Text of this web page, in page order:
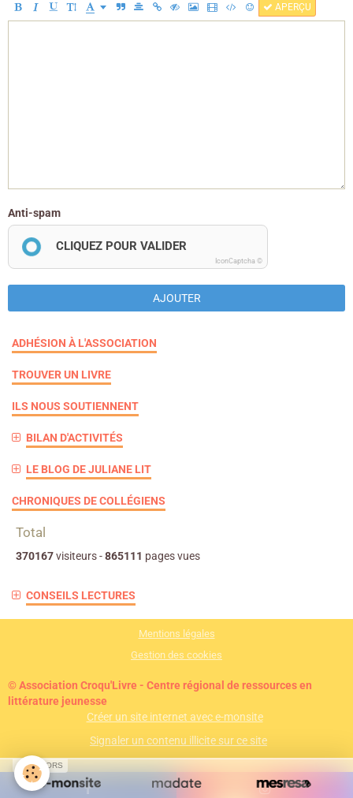
APERÇU
Anti-spam
CLIQUEZ POUR VALIDER
IconCaptcha ©
AJOUTER
ADHÉSION À L'ASSOCIATION
TROUVER UN LIVRE
ILS NOUS SOUTIENNENT
BILAN D'ACTIVITÉS
LE BLOG DE JULIANE LIT
CHRONIQUES DE COLLÉGIENS
Total
370167visiteurs -865111 pages vues
CONSEILS LECTURES
Mentions légales
Gestion des cookies
© Association Croqu'Livre - Centre régional de ressources en
littérature jeunesse
Créer un site internet avec e-monsite
Signaler un contenu illicite sur ce site
SPONSORS